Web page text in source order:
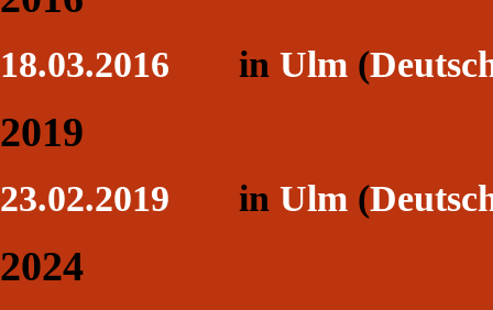
18.03.2016 in Ulm (
2019
23.02.2019 in Ulm (
2024